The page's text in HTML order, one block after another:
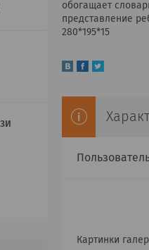
обогащает
представление
280*195*15
Картинки